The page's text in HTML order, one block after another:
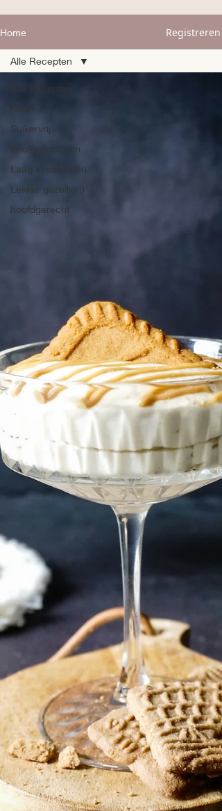
Home Registreren
Alle Recepten
Keto
Suikervrij
Koolhydraatarm
Laag in calorieën
Lekker gezellig :)
hoofdgerecht
Alle Recepten